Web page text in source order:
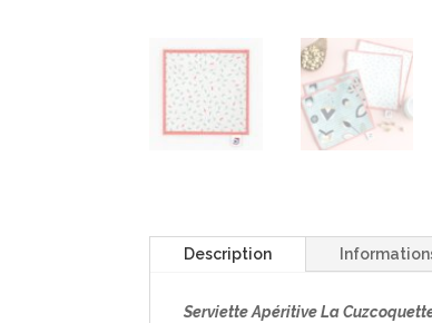
Description
Serviette Apéritive La